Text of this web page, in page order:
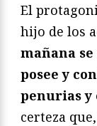
El
hijo de los
mañana
posee y
penurias y
certeza